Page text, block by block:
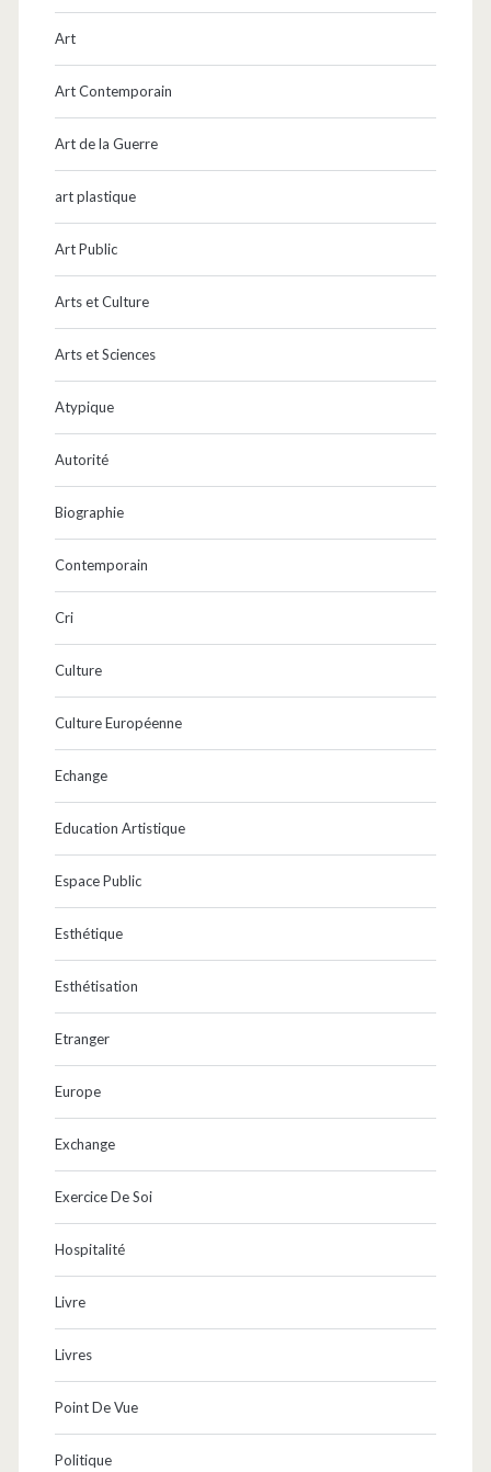
Art
Art Contemporain
Art de la Guerre
art plastique
Art Public
Arts et Culture
Arts et Sciences
Atypique
Autorité
Biographie
Contemporain
Cri
Culture
Culture Européenne
Echange
Education Artistique
Espace Public
Esthétique
Esthétisation
Etranger
Europe
Exchange
Exercice De Soi
Hospitalité
Livre
Livres
Point De Vue
Politique